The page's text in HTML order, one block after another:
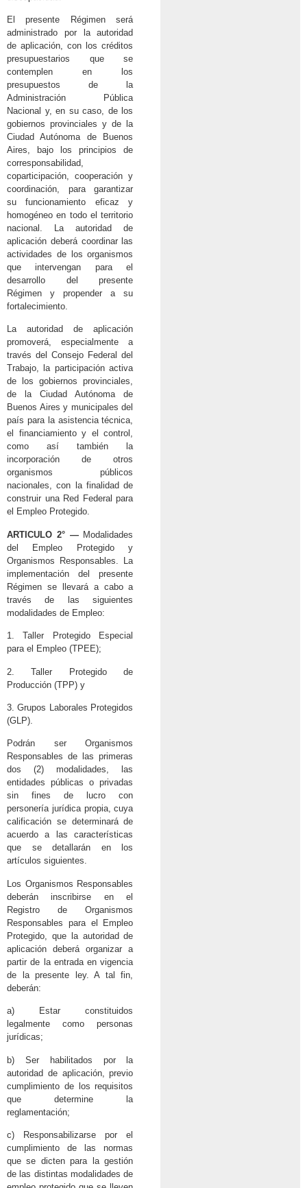
El presente Régimen será
administrado por la autoridad
de aplicación, con los créditos
presupuestarios que se
contemplen en los
presupuestos de la
Administración Pública
Nacional y, en su caso, de los
gobiernos provinciales y de la
Ciudad Autónoma de Buenos
Aires, bajo los principios de
corresponsabilidad,
coparticipación, cooperación y
coordinación, para garantizar
su funcionamiento eficaz y
homogéneo en todo el territorio
nacional. La autoridad de
aplicación deberá coordinar las
actividades de los organismos
que intervengan para el
desarrollo del presente
Régimen y propender a su
fortalecimiento.
La autoridad de aplicación
promoverá, especialmente a
través del Consejo Federal del
Trabajo, la participación activa
de los gobiernos provinciales,
de la Ciudad Autónoma de
Buenos Aires y municipales del
país para la asistencia técnica,
el financiamiento y el control,
como así también la
incorporación de otros
organismos públicos
nacionales, con la finalidad de
construir una Red Federal para
el Empleo Protegido.
ARTICULO 2° —Modalidades
del Empleo Protegido y
Organismos Responsables. La
implementación del presente
Régimen se llevará a cabo a
través de las siguientes
modalidades de Empleo:
1. Taller Protegido Especial
para el Empleo (TPEE);
2. Taller Protegido de
Producción (TPP) y
3. Grupos Laborales Protegidos
(GLP).
Podrán ser Organismos
Responsables de las primeras
dos (2) modalidades, las
entidades públicas o privadas
sin fines de lucro con
personería jurídica propia, cuya
calificación se determinará de
acuerdo a las características
que se detallarán en los
artículos siguientes.
Los Organismos Responsables
deberán inscribirse en el
Registro de Organismos
Responsables para el Empleo
Protegido, que la autoridad de
aplicación deberá organizar a
partir de la entrada en vigencia
de la presente ley. A tal fin,
deberán:
a) Estar constituidos
legalmente como personas
jurídicas;
b) Ser habilitados por la
autoridad de aplicación, previo
cumplimiento de los requisitos
que determine la
reglamentación;
c) Responsabilizarse por el
cumplimiento de las normas
que se dicten para la gestión
de las distintas modalidades de